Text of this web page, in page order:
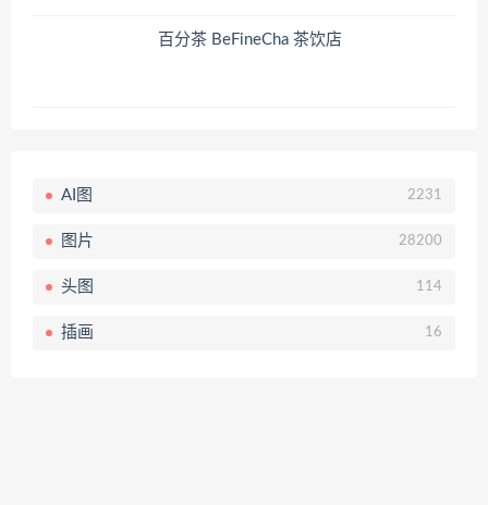
百分茶 BeFineCha 茶饮店
AI图 2231
图片 28200
头图 114
插画 16